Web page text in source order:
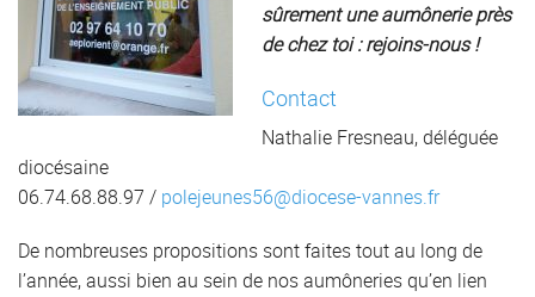
sûrement une aumônerie près
de chez toi : rejoins-nous !
Contact
Nathalie Fresneau, déléguée
diocésaine
06.74.68.88.97 / polejeunes56@diocese-vannes.fr
De nombreuses propositions sont faites tout au long de
l’année, aussi bien au sein de nos aumôneries qu’en lien